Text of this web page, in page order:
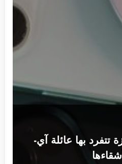
تتفرد بها عائلة آي-